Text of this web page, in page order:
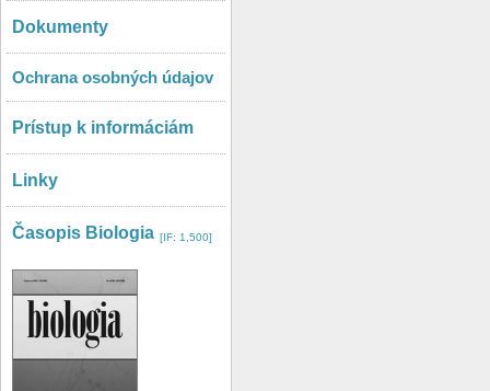
Dokumenty
Ochrana osobných údajov
Prístup k informáciám
Linky
Časopis Biologia [IF: 1,500]